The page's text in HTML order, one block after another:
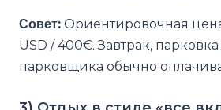
Совет: Ориентировочная
USD / 400€. Завтрак,
парковщика обычно